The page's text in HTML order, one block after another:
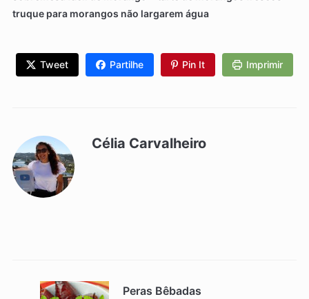
truque para morangos não largarem água
Tweet Partilhe Pin It Imprimir
Célia Carvalheiro
Peras Bêbadas